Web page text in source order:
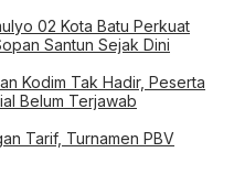
02 Kota Batu Perkuat
Santun Sejak Dini
Kodim Tak Hadir, Peserta
Belum Terjawab
Tarif, Turnamen PBV